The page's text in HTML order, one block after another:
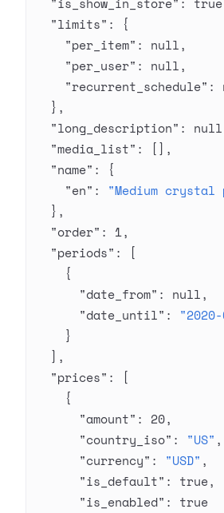
  "limits"
: {
    "per_item"
: null,
    "per_user"
: null,
    "recurrent_schedule"
:
  },
  "long_description"
: null
  "media_list"
: [],
  "name"
: {
    "en"
: "Medium crystal
  },
  "order"
: 1,
  "periods"
: [
    {
      "date_from"
: null,
      "date_until"
:
    }
  ],
  "prices"
: [
    {
      "amount"
: 20,
      "country_iso"
: "US" ,
      "currency"
: "USD" ,
      "is_default"
: true,
      "is_enabled"
: true